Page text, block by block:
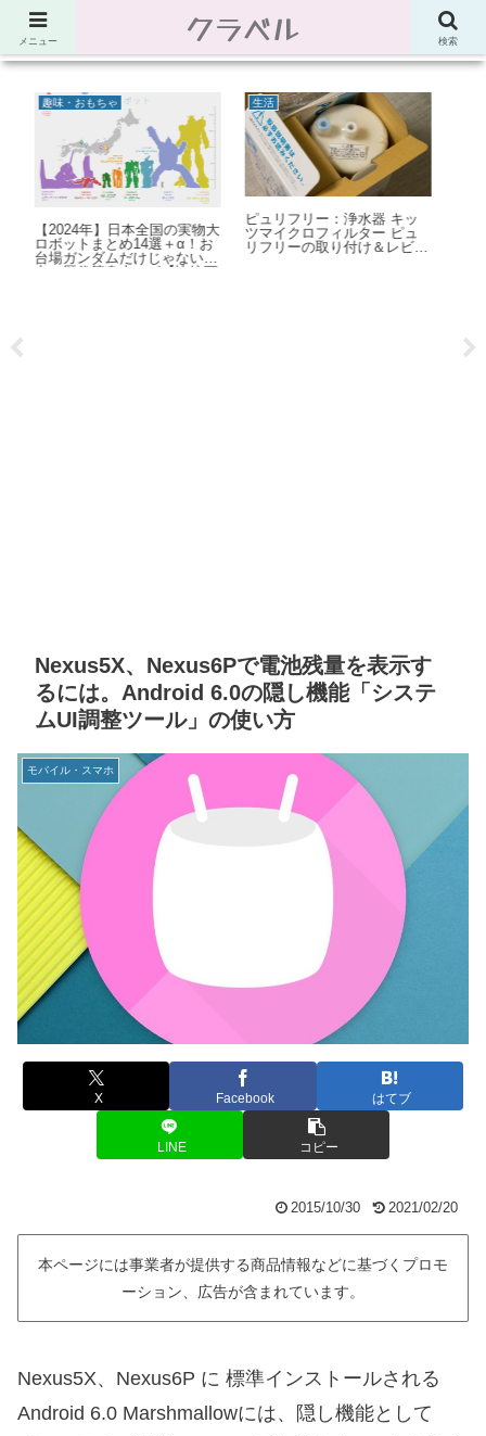
節約、こだわり、使い道。「決め手」がわかる比較サイト。でしたが最近は雑
多なブログ
モバイル・スマホ
【コピペでOK】ChMateの
NGワードで使える正規表現
【Android】
Power Automate Desktop
Power Automate Desktop：
Robin言語の解説＆簡易リフ
ァレンス
Nexus5X、Nexus6Pで電池残量を表示す
るには。Android 6.0の隠し機能「システ
ムUI調整ツール」の使い方
モバイル・スマホ
X Facebook はてブ
LINE コピー
2015/10/30 2021/02/20
本ページには事業者が提供する商品情報などに基づくプロモ
ーション、広告が含まれています。
Nexus5X、Nexus6P に 標準インストールされる
Android 6.0 Marshmallowには、隠し機能として
メニュー クラベル 検索